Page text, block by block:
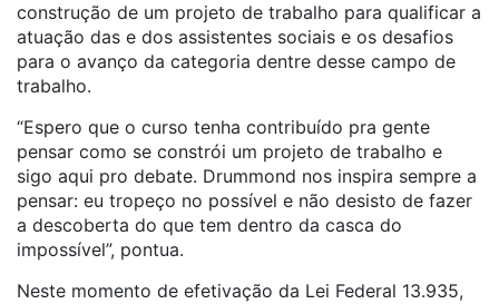
construção de um projeto de trabalho para qualificar a
atuação das e dos assistentes sociais e os desafios
para o avanço da categoria dentre desse campo de
trabalho.
“Espero que o curso tenha contribuído pra gente
pensar como se constrói um projeto de trabalho e
sigo aqui pro debate. Drummond nos inspira sempre a
pensar: eu tropeço no possível e não desisto de fazer
a descoberta do que tem dentro da casca do
impossível”, pontua.
Neste momento de efetivação da Lei Federal 13.935,